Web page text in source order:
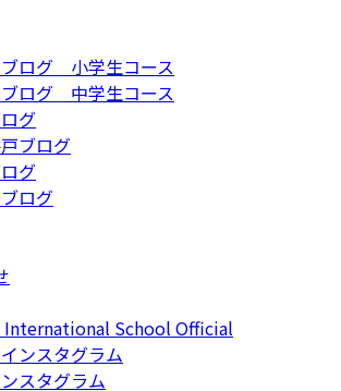
ログ 小学生コース
ログ 中学生コース
グ
ブログ
グ
ログ
International School Official
ンスタグラム
スタグラム